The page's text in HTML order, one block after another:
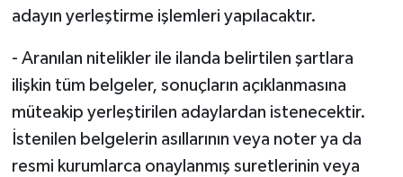
adayın yerleştirme işlemleri yapılacaktır.
- Aranılan nitelikler ile ilanda belirtilen şartlara
ilişkin tüm belgeler, sonuçların açıklanmasına
müteakip yerleştirilen adaylardan istenecektir.
İstenilen belgelerin asıllarının veya noter ya da
resmi kurumlarca onaylanmış suretlerinin veya